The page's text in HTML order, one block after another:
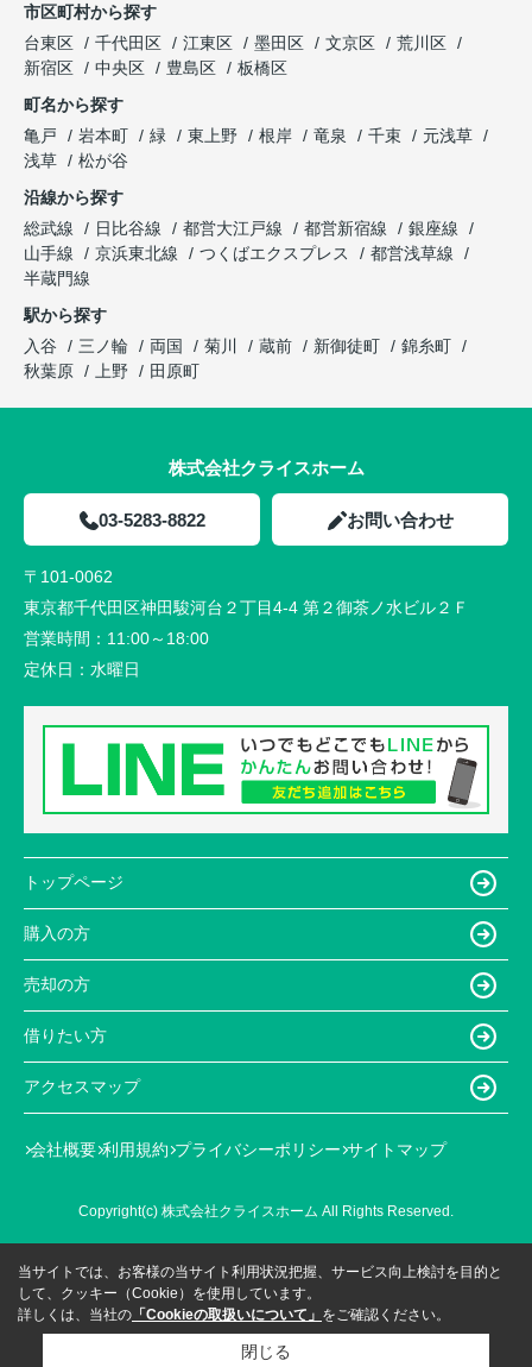
市区町村から探す
台東区
千代田区 江東区 墨田区 文京区
荒川区
新宿区
中央区 豊島区
板橋区
町名から探す
亀戸
岩本町 緑 東上野 根岸 竜泉 千束
元浅草
浅草
松が谷
沿線から探す
総武線
日比谷線 都営大江戸線 都営新宿線
銀座線
山手線
京浜東北線 つくばエクスプレス
都営浅草線
半蔵門線
駅から探す
入谷
三ノ輪 両国 菊川 蔵前 新御徒町
錦糸町
秋葉原
上野 田原町
株式会社クライスホーム
03-5283-8822 お問い合わせ
〒101-0062
東京都千代田区神田駿河台２丁目4-4 第２御茶ノ水ビル２Ｆ
営業時間： 11:00～18:00
定休日： 水曜日
トップページ
購入の方
売却の方
借りたい方
アクセスマップ
会社概要 利用規約 プライバシーポリシー サイトマップ
Copyright(c) 株式会社クライスホーム All Rights Reserved.
当サイトでは、お客様の当サイト利用状況把握、サービス向上検討を目的と
して、クッキー（Cookie）を使用しています。
詳しくは、当社の 「Cookieの取扱いについて」 をご確認ください。
閉じる